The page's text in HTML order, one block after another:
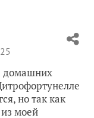
домашних
но так как
моей